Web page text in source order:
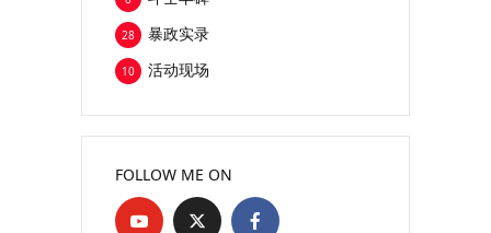
暴政实录
28
活动现场
10
FOLLOW ME ON